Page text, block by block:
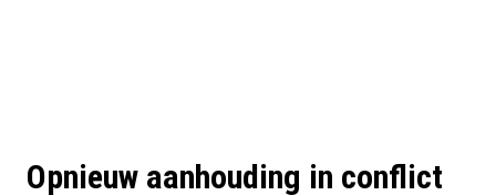
Opnieuw aanhouding in conflict